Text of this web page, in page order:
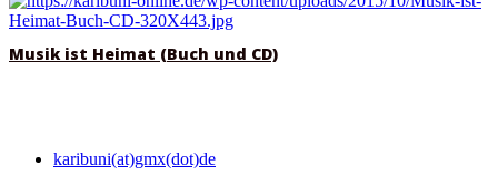
Musik ist Heimat (Buch und CD)
karibuni(at)gmx(dot)de